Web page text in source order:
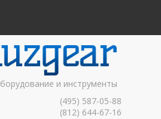
и инструменты
(495) 587-05-88
(812) 644-67-16